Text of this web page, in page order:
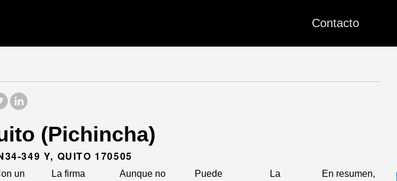
Contacto
(Pichincha)
349 Y, QUITO 170505
un
La firma
Aunque no
Puede
La
En resumen,